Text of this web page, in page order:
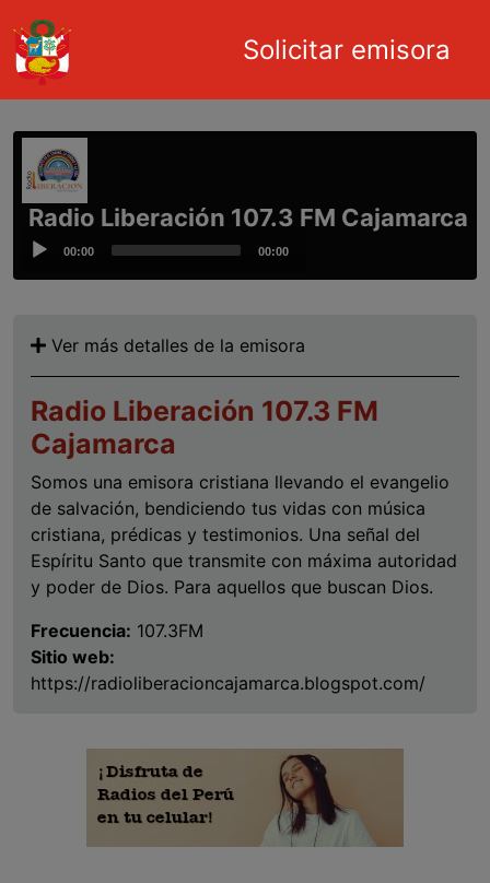
Pasar al contenido principal
Main navigation
Solicitar emisora
Radio Liberación 107.3 FM Cajamarca
Audio00:00 00:00
Ver más detalles de la emisora
Radio Liberación 107.3 FM
Cajamarca
Somos una emisora cristiana llevando el evangelio
de salvación, bendiciendo tus vidas con música
cristiana, prédicas y testimonios. Una señal del
Espíritu Santo que transmite con máxima autoridad
y poder de Dios. Para aquellos que buscan Dios.
Frecuencia: 107.3FM
Sitio web:
https://radioliberacioncajamarca.blogspot.com/